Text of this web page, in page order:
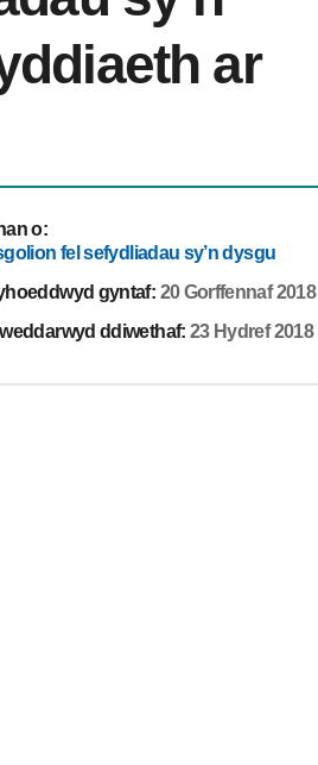
ar
o:
fel sefydliadau sy’n dysgu
gyntaf: 20 Gorffennaf 2018
ddiwethaf: 23 Hydref 2018